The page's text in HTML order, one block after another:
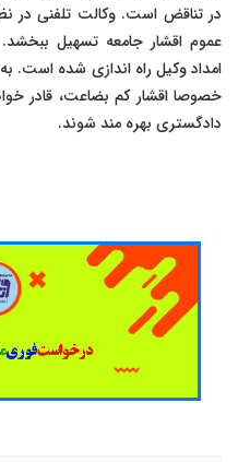
در تناقض است. وکالت تلفنی در
عموم اقشار جامعه تسهیل
امداد وکیل راه اندازی شده است.
خصوصا اقشار کم بضاعت، قادر
دادگستری بهره مند شوند.